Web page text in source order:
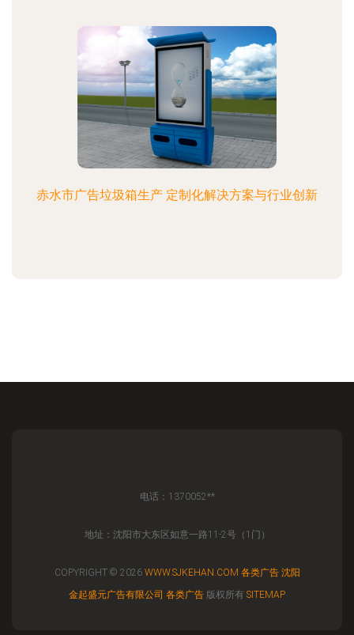
赤水市广告垃圾箱生产 定制化解决方案与行业创新
电话：1370052**
地址：沈阳市大东区如意一路11-2号（1门）
COPYRIGHT © 2026 WWW.SJKEHAN.COM 各类广告 沈阳
金起盛元广告有限公司 各类广告 版权所有 SITEMAP